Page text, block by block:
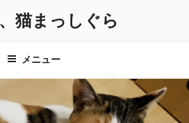
猫まっしぐら
メニュー